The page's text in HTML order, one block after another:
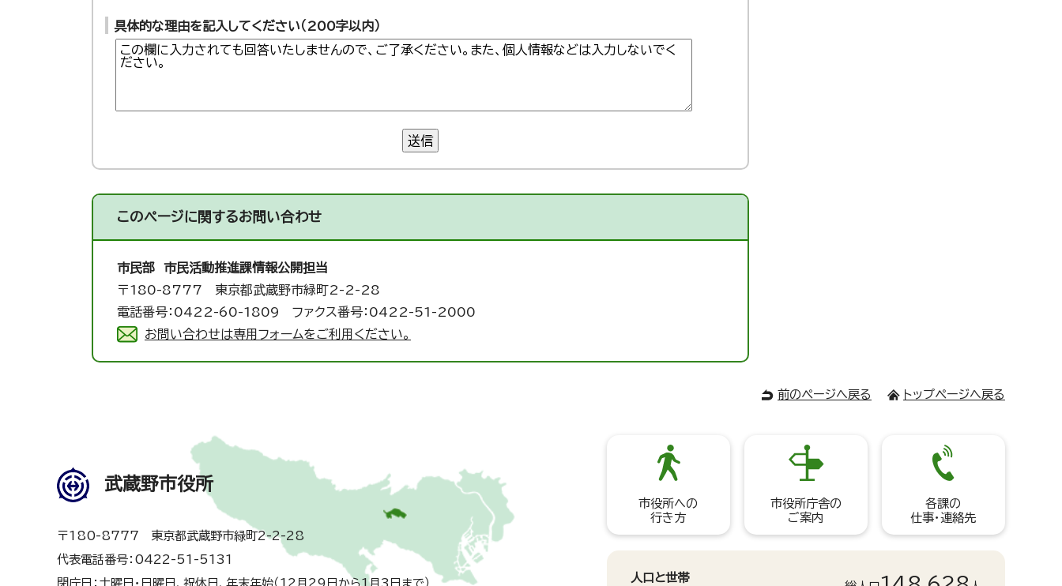
具体的な理由を記入してください（200字以内）
送信
このページに関するお問い合わせ
市民部 市民活動推進課情報公開担当
〒180-8777 東京都武蔵野市緑町2-2-28
電話番号：0422-60-1809 ファクス番号：0422-51-2000
お問い合わせは専用フォームをご利用ください。
前のページへ戻る トップページへ戻る
武蔵野市役所
〒180-8777 東京都武蔵野市緑町2-2-28
代表電話番号：0422-51-5131
閉庁日：土曜日・日曜日、祝休日、年末年始（12月29日から1月3日まで）
市役所への
行き方
市役所庁舎の
ご案内
各課の
仕事・連絡先
人口と世帯